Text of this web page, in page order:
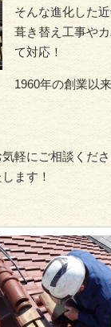
そんな進化した
葺き替え工事や
て対応！
1960年の創業以
軽にご相談くださ
ます！